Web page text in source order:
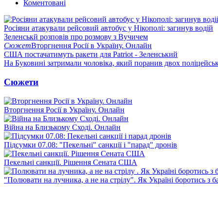
Коментовані
Росіяни атакували рейсовий автобус у Нікополі: загинув водій
Зеленськй розповів про розмову з Вучичем
СюжетВторгнення Росії в Україну. Онлайн
США постачатимуть ракети для Patriot - Зеленський
На Буковині затримали чоловіка, який поранив двох
Сюжети
Вторгнення Росії в Україну. Онлайн
Війна на Близькому Сході. Онлайн
Підсумки 07.08: "Пекельні" санкції і "парад" дронів
Пекельні санкції. Рішення Сената США
"Полювати на лучника, а не на стрілу". Як Україні боротись з